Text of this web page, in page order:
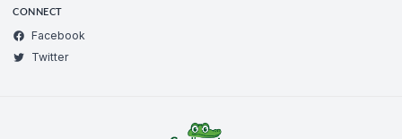
CONNECT
Facebook
Twitter